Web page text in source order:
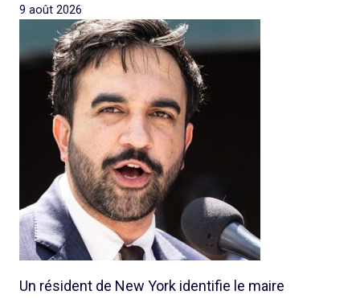
9 août 2026
Un résident de New York identifie le maire